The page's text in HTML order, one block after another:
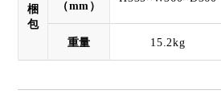
梱
包
（mm）
重量 15.2kg